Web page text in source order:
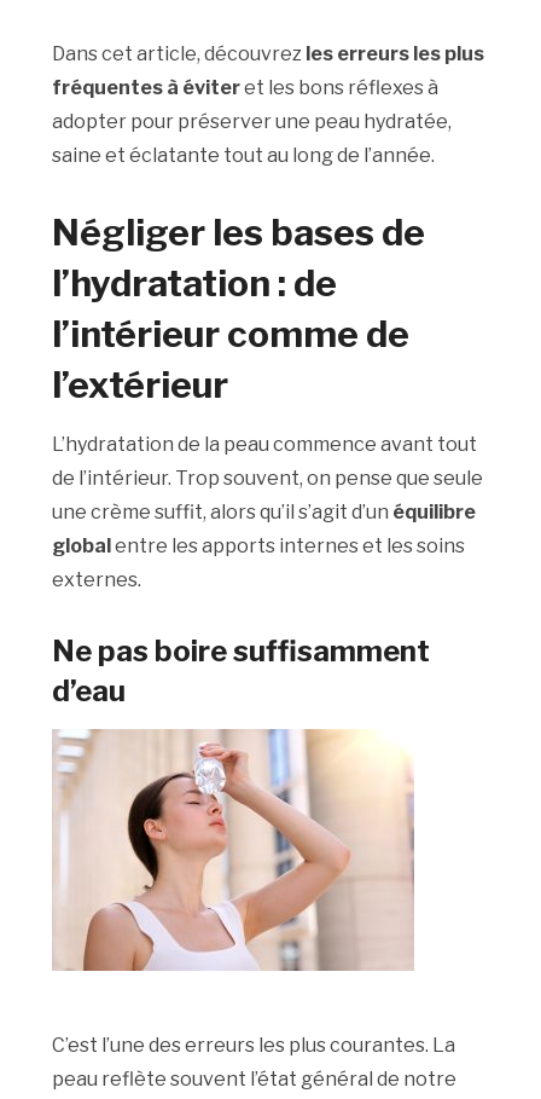
Dans cet article, découvrez les erreurs les plus
fréquentes à éviteret les bons réflexes à
adopter pour préserver une peau hydratée,
saine et éclatante tout au long de l’année.
Négliger les bases de
l’hydratation : de
l’intérieur comme de
l’extérieur
L’hydratation de la peau commence avant tout
de l’intérieur. Trop souvent, on pense que seule
une crème suffit, alors qu’il s’agit d’un équilibre
global entre les apports internes et les soins
externes.
Ne pas boire suffisamment
d’eau
C’est l’une des erreurs les plus courantes. La
peau reflète souvent l’état général de notre